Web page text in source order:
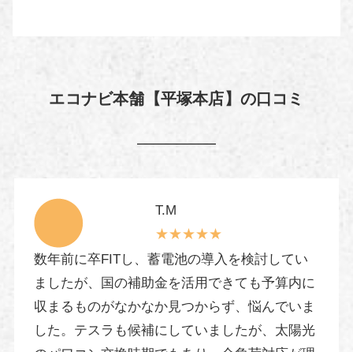
エコナビ本舗【平塚本店】の口コミ
T.M
★★★★★
数年前に卒FITし、蓄電池の導入を検討してい
ましたが、国の補助金を活用できても予算内に
収まるものがなかなか見つからず、悩んでいま
した。テスラも候補にしていましたが、太陽光